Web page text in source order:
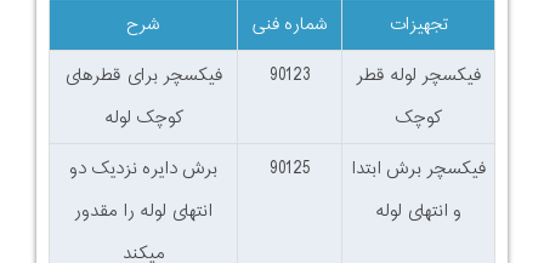
تجهیزات شماره فنی
شرح
فیکسچر لوله قطر
کوچک
90123
فیکسچر برای قطرهای
کوچک لوله
فیکسچر برش ابتدا
و انتهای لوله
90125
برش دایره نزدیک دو
انتهای لوله را مقدور
میکند